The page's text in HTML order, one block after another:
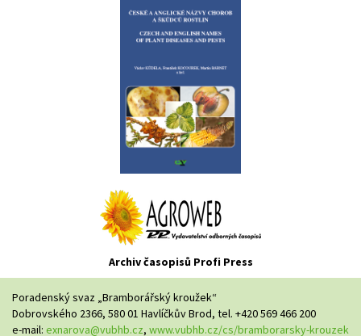
Archiv časopisů Profi Press
Poradenský svaz „Bramborářský kroužek“
Dobrovského 2366, 580 01 Havlíčkův Brod, tel. +420 569 466 200
e-mail: exnarova@vubhb.cz, www.vubhb.cz/cs/bramborarsky-krouzek